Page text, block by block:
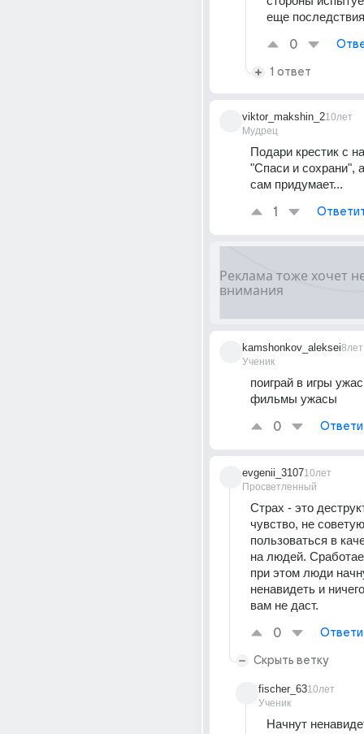
еще
0
1 ответ
viktor_makshin_2
Мудрец
10лет
Подари крестик с
"Спаси и сохрани",
сам придумает...
1
kamshonkov_aleksei
Ученик
8лет
поиграй в игры
фильмы ужасы
0
evgenii_3107
Просветленный
10лет
Страх - это
чувство, не
пользоваться в
на людей.
при этом люди
ненавидеть и
вам не даст.
0
Скрыть ветку
fischer_63
Ученик
10лет
Начнут